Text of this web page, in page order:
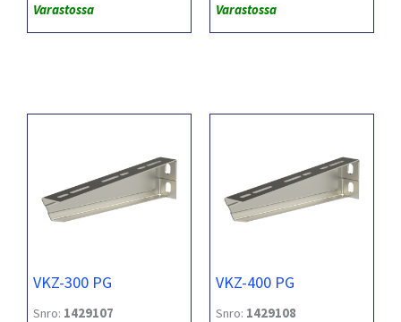
Varastossa
Varastossa
VKZ-300 PG
Snro: 1429107
VKZ-400 PG
Snro: 1429108